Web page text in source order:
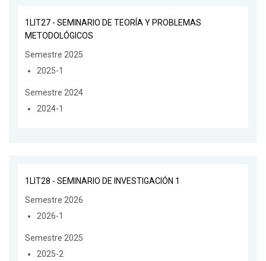
1LIT27 - SEMINARIO DE TEORÍA Y PROBLEMAS
METODOLÓGICOS
Semestre 2025
2025-1
Semestre 2024
2024-1
1LIT28 - SEMINARIO DE INVESTIGACIÓN 1
Semestre 2026
2026-1
Semestre 2025
2025-2